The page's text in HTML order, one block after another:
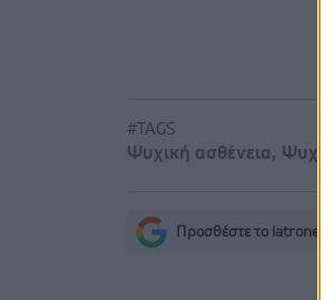
#TAGS
Ψυχική ασθένεια,
Προσθέστε το